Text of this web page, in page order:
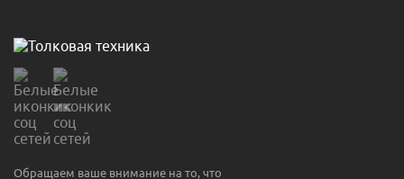
Обращаем ваше внимание на то, что